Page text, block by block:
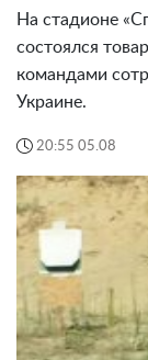
На стадионе
состоялся
командами
Украине.
20:55 05.08